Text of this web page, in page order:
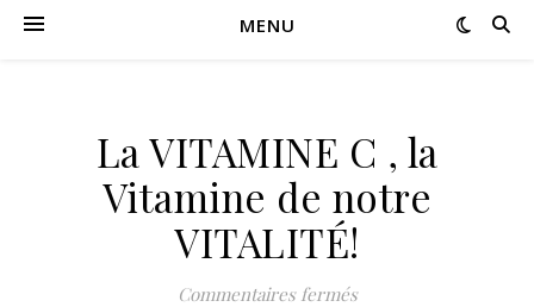
MENU
La VITAMINE C , la
Vitamine de notre
VITALITÉ!
Commentaires ferméssur La VITAMINE C ,